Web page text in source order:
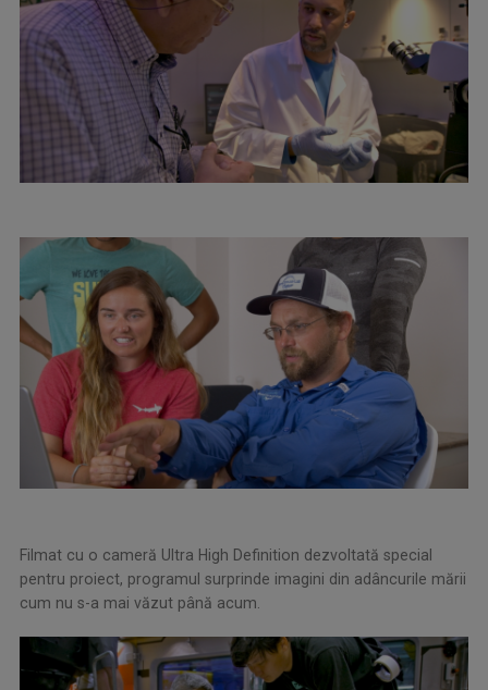
Filmat cu o cameră Ultra High Definition dezvoltată special
pentru proiect, programul surprinde imagini din adâncurile mării
cum nu s-a mai văzut până acum.